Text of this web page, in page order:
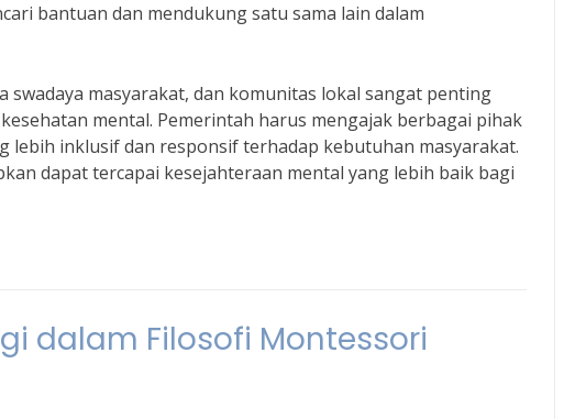
bantuan dan mendukung satu sama lain dalam
masyarakat, dan komunitas lokal sangat penting
mental. Pemerintah harus mengajak berbagai pihak
lebih inklusif dan responsif terhadap kebutuhan masyarakat.
dapat tercapai kesejahteraan mental yang lebih baik bagi
dalam Filosofi Montessori